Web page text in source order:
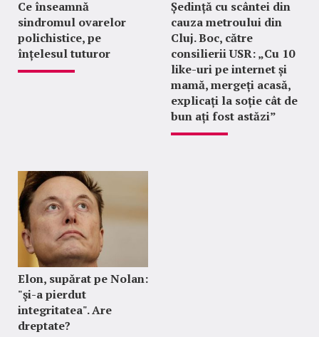
Ce înseamnă
sindromul ovarelor
polichistice, pe
înțelesul tuturor
Ședință cu scântei din
cauza metroului din
Cluj. Boc, către
consilierii USR: „Cu 10
like-uri pe internet și
mamă, mergeți acasă,
explicați la soție cât de
bun ați fost astăzi”
Elon, supărat pe Nolan:
"şi-a pierdut
integritatea". Are
dreptate?